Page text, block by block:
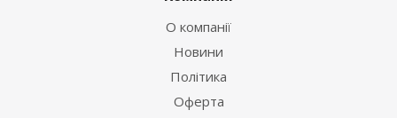
О компанії
Новини
Політика
Оферта